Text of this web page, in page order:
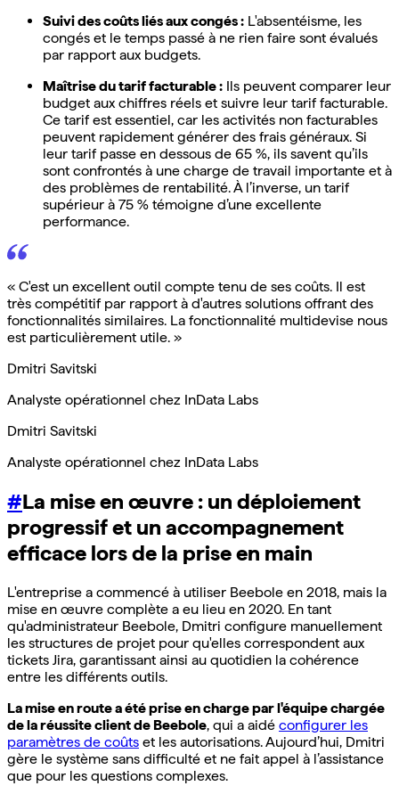
Suivi des coûts liés aux congés : L'absentéisme, les
congés et le temps passé à ne rien faire sont évalués
par rapport aux budgets.
Maîtrise du tarif facturable : Ils peuvent comparer leur
budget aux chiffres réels et suivre leur tarif facturable.
Ce tarif est essentiel, car les activités non facturables
peuvent rapidement générer des frais généraux. Si
leur tarif passe en dessous de 65 %, ils savent qu’ils
sont confrontés à une charge de travail importante et à
des problèmes de rentabilité. À l’inverse, un tarif
supérieur à 75 % témoigne d’une excellente
performance.
« C'est un excellent outil compte tenu de ses coûts. Il est
très compétitif par rapport à d'autres solutions offrant des
fonctionnalités similaires. La fonctionnalité multidevise nous
est particulièrement utile. »
Dmitri Savitski
Analyste opérationnel chez InData Labs
Dmitri Savitski
Analyste opérationnel chez InData Labs
#La mise en œuvre : un déploiement
progressif et un accompagnement
efficace lors de la prise en main
L'entreprise a commencé à utiliser Beebole en 2018, mais la
mise en œuvre complète a eu lieu en 2020. En tant
qu'administrateur Beebole, Dmitri configure manuellement
les structures de projet pour qu'elles correspondent aux
tickets Jira, garantissant ainsi au quotidien la cohérence
entre les différents outils.
La mise en route a été prise en charge par l'équipe chargée
de la réussite client de Beebole, qui a aidé configurer les
paramètres de coûts et les autorisations. Aujourd’hui, Dmitri
gère le système sans difficulté et ne fait appel à l’assistance
que pour les questions complexes.